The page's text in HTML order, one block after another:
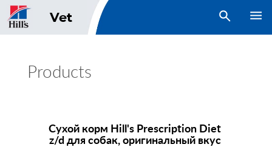
Vet open search
Products
Сухой корм Hill's Prescription Diet
z/d для собак, оригинальный вкус